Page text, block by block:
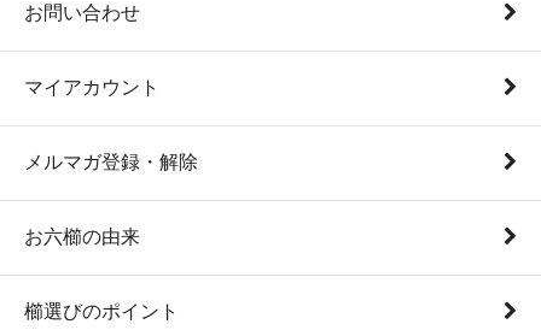
お問い合わせ
マイアカウント
メルマガ登録・解除
お六櫛の由来
櫛選びのポイント